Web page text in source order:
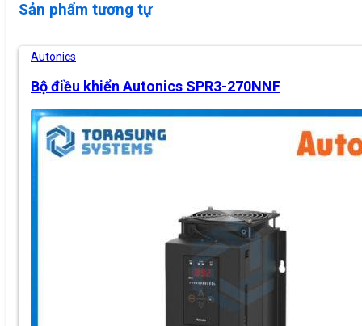
Sản phẩm tương tự
Autonics
Bộ điều khiển Autonics SPR3-270NNF